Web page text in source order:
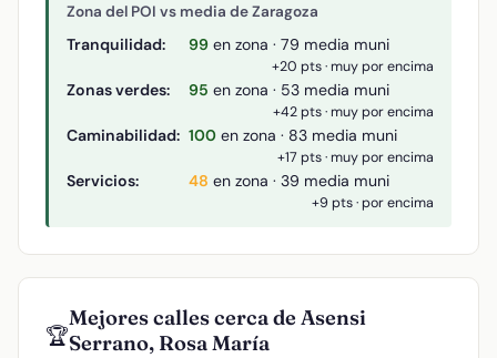
Zona del POI vs media de Zaragoza
Tranquilidad: 99 en zona · 79 media muni
+20 pts · muy por encima
Zonas verdes: 95 en zona · 53 media muni
+42 pts · muy por encima
Caminabilidad: 100 en zona · 83 media muni
+17 pts · muy por encima
Servicios: 48 en zona · 39 media muni
+9 pts · por encima
🏆
Mejores calles cerca de Asensi
Serrano, Rosa María